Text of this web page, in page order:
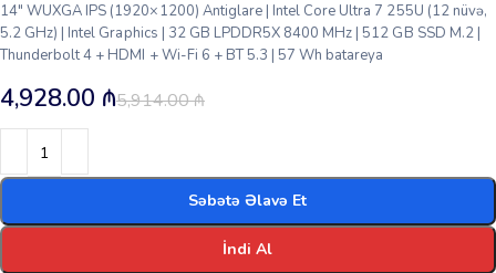
14″ WUXGA IPS (1920×1200) Antiglare | Intel Core Ultra 7 255U (12 nüvə,
5.2 GHz) | Intel Graphics | 32 GB LPDDR5X 8400 MHz | 512 GB SSD M.2 |
Thunderbolt 4 + HDMI + Wi-Fi 6 + BT 5.3 | 57 Wh batareya
5,914.00₼
4,928.00 ₼
Səbətə Əlavə Et
İndi Al